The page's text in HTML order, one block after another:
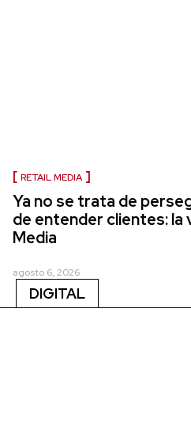
RETAIL MEDIA
Ya no se trata de
de entender clientes: la
Media
agosto 6, 2026
DIGITAL